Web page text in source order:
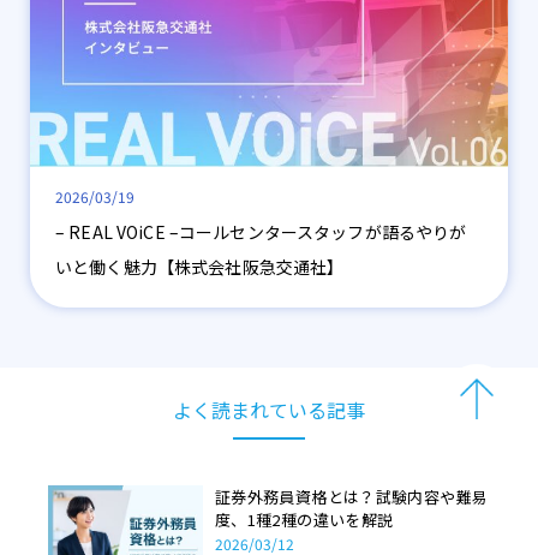
2026/03/19
– REAL VOiCE –コールセンタースタッフが語るやりが
いと働く魅力【株式会社阪急交通社】
よく読まれている記事
証券外務員資格とは？試験内容や難易
度、1種2種の違いを解説
2026/03/12